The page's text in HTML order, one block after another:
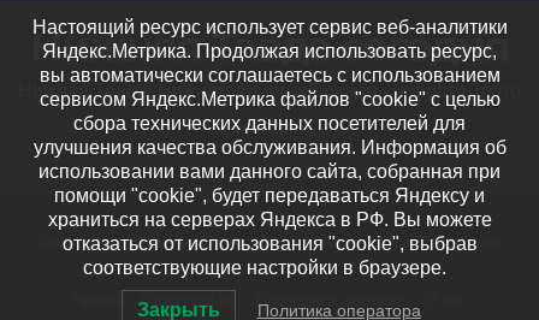
Нижняя Тавда сегодня
Нижняя Тавда, Нижнетавдинский район - новости, фото
и видео
Сайт работает на WordPress|Тема: Newsup, авторThemeansar
Официально Подписка и реклама
Настоящий ресурс использует сервис веб-аналитики
Яндекс.Метрика. Продолжая использовать ресурс,
вы автоматически соглашаетесь с использованием
сервисом Яндекс.Метрика файлов "cookie" с целью
сбора технических данных посетителей для
улучшения качества обслуживания. Информация об
использовании вами данного сайта, собранная при
помощи "cookie", будет передаваться Яндексу и
храниться на серверах Яндекса в РФ. Вы можете
отказаться от использования "cookie", выбрав
соответствующие настройки в браузере.
Закрыть Политика оператора